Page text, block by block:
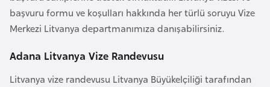
başvuru formu ve koşulları hakkında her türlü soruyu Vize
Merkezi Litvanya departmanımıza danışabilirsiniz.
Adana Litvanya Vize Randevusu
Litvanya vize randevusu Litvanya Büyükelçiliği tarafından
i
b
u
t